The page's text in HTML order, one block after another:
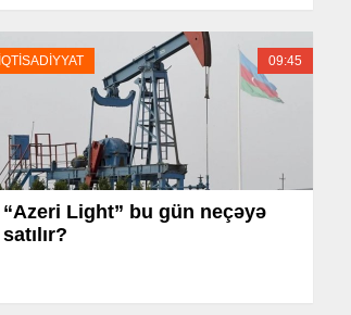
İQTİSADİYYAT 09:45
“Azeri Light” bu gün neçəyə
satılır?